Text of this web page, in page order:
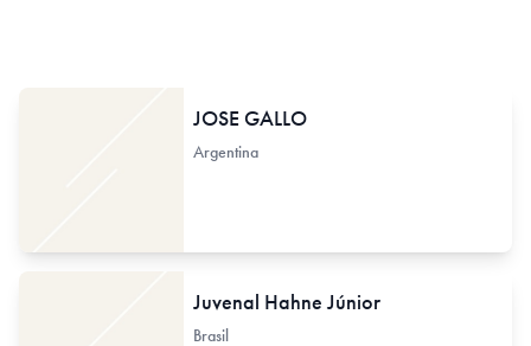
JOSE GALLO
Argentina
Juvenal Hahne Júnior
Brasil